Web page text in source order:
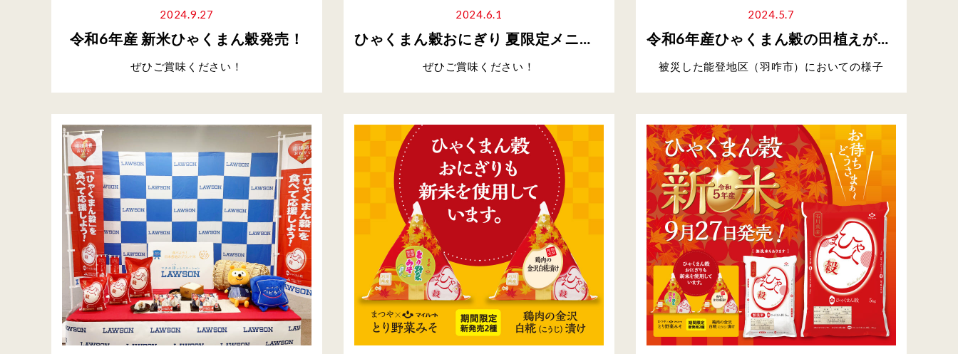
2024.9.27
令和6年産 新米ひゃくまん穀発売！
ぜひご賞味ください！
2024.6.1
ひゃくまん穀おにぎり 夏限定メニュー発売開始！
ぜひご賞味ください！
2024.5.7
令和6年産ひゃくまん穀の田植えが開催されました
被災した能登地区（羽咋市）においての様子